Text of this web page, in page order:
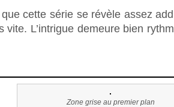
cette série se révèle assez
vite. L’intrigue demeure bien
Zone grise au premier plan